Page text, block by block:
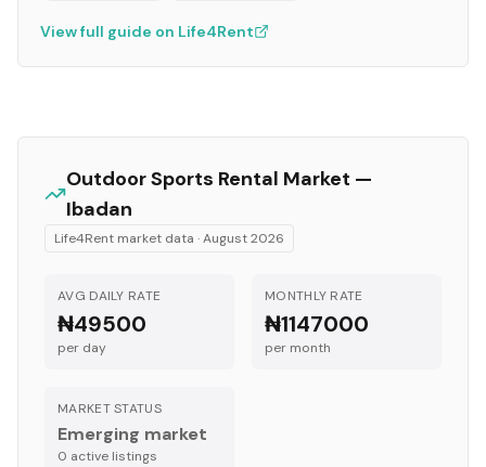
View full guide on Life4Rent
Outdoor Sports Rental Market —
Ibadan
Life4Rent market data ·August 2026
AVG DAILY RATE
₦49500
per day
MONTHLY RATE
₦1147000
per month
MARKET STATUS
Emerging market
0 active listings